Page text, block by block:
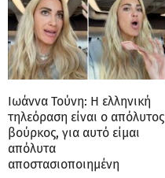
Ιωάννα Τούνη: Η ελληνική
τηλεόραση είναι ο απόλυτος
βούρκος, για αυτό είμαι
απόλυτα
αποστασιοποιημένη